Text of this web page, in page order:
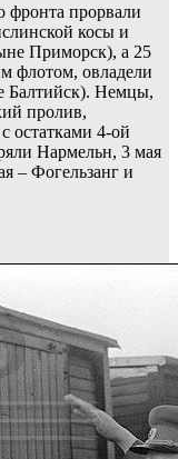
фронта прорвали
косы и
Приморск), а 25
флотом, овладели
Балтийск). Немцы,
пролив,
остатками 4-ой
Нармельн, 3 мая
– Фогельзанг и